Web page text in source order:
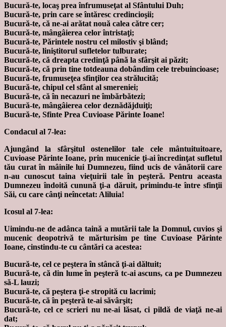
Bucură-te, locaş prea înfrumuseţat al Sfântului Duh;
Bucură-te, prin care se întăresc credincioşii;
Bucură-te, că ne-ai arătat nouă calea către cer;
Bucură-te, mângâierea celor întristaţi;
Bucură-te, Părintele nostru cel milostiv şi blând;
Bucură-te, liniştitorul sufletelor tulburate;
Bucură-te, că dreapta credinţă până la sfârşit ai păzit;
Bucură-te, că prin tine totdeauna dobândim cele trebuincioase;
Bucură-te, frumuseţea sfinţilor cea strălucită;
Bucură-te, chipul cel sfânt al smereniei;
Bucură-te, că în necazuri ne îmbărbătezi;
Bucură-te, mângâierea celor deznădăjduiţi;
Bucură-te, Sfinte Prea Cuvioase Părinte Ioane!
Condacul al 7-lea:
Ajungând la sfârşitul ostenelilor tale cele mântuituitoare,
Cuvioase Părinte Ioane, prin mucenicie ţi-ai încredinţat sufletul
tău curat în mâinile lui Dumnezeu, fiind ucis de vânătorii care
n-au cunoscut taina vieţuirii tale în peşteră. Pentru aceasta
Dumnezeu îndoită cunună ţi-a dăruit, primindu-te între sfinţii
Săi, cu care cânţi neîncetat: Aliluia!
Icosul al 7-lea:
Uimindu-ne de adânca taină a mutării tale la Domnul, cuvios şi
mucenic deopotrivă te mărturisim pe tine Cuvioase Părinte
Ioane, cinstindu-te cu cântări ca acestea:
Bucură-te, cel ce peştera în stâncă ţi-ai dăltuit;
Bucură-te, că din lume în peşteră tc-ai ascuns, ca pe Dumnezeu
să-L lauzi;
Bucură-te, că peştera ţi-e stropită cu lacrimi;
Bucură-te, că în peşteră te-ai săvârşit;
Bucură-te, cel ce scrieri nu ne-ai lăsat, ci pildă de viaţă ne-ai
dat;